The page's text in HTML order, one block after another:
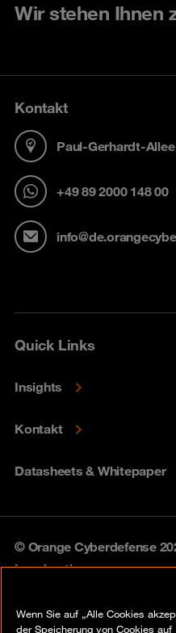
Wir stehen Ihnen
Kontakt
Paul-Gerhardt-
+49 89 2000 148 00
Quick Links
Insights
Kontakt
Datasheets & Whitepaper
© Orange Cyberdefense
Legal notice
Wenn Sie auf „Alle Cookies
der Speicherung von Cookies